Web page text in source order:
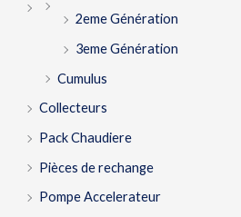
2eme Génération
3eme Génération
Cumulus
Collecteurs
Pack Chaudiere
Pièces de rechange
Pompe Accelerateur